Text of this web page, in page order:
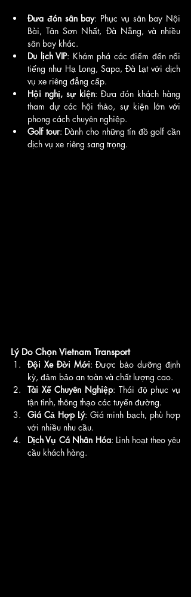
Đưa đón sân bay: Phục vụ sân bay Nội
Bài, Tân Sơn Nhất, Đà Nẵng, và nhiều
sân bay khác.
Du lịch VIP: Khám phá các điểm đến nổi
tiếng như Hạ Long, Sapa, Đà Lạt với dịch
vụ xe riêng đẳng cấp.
Hội nghị, sự kiện: Đưa đón khách hàng
tham dự các hội thảo, sự kiện lớn với
phong cách chuyên nghiệp.
Golf tour: Dành cho những tín đồ golf cần
dịch vụ xe riêng sang trọng.
Lý Do Chọn Vietnam Transport
Đội Xe Đời Mới: Được bảo dưỡng định
kỳ, đảm bảo an toàn và chất lượng cao.
Tài Xế Chuyên Nghiệp: Thái độ phục vụ
tận tình, thông thạo các tuyến đường.
Giá Cả Hợp Lý: Giá minh bạch, phù hợp
với nhiều nhu cầu.
Dịch Vụ Cá Nhân Hóa: Linh hoạt theo yêu
cầu khách hàng.